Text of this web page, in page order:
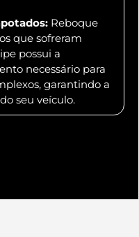
Reboque
que sofreram
possui a
necessário para
garantindo a
seu veículo.